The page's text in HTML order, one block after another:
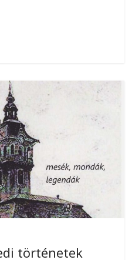
történetek